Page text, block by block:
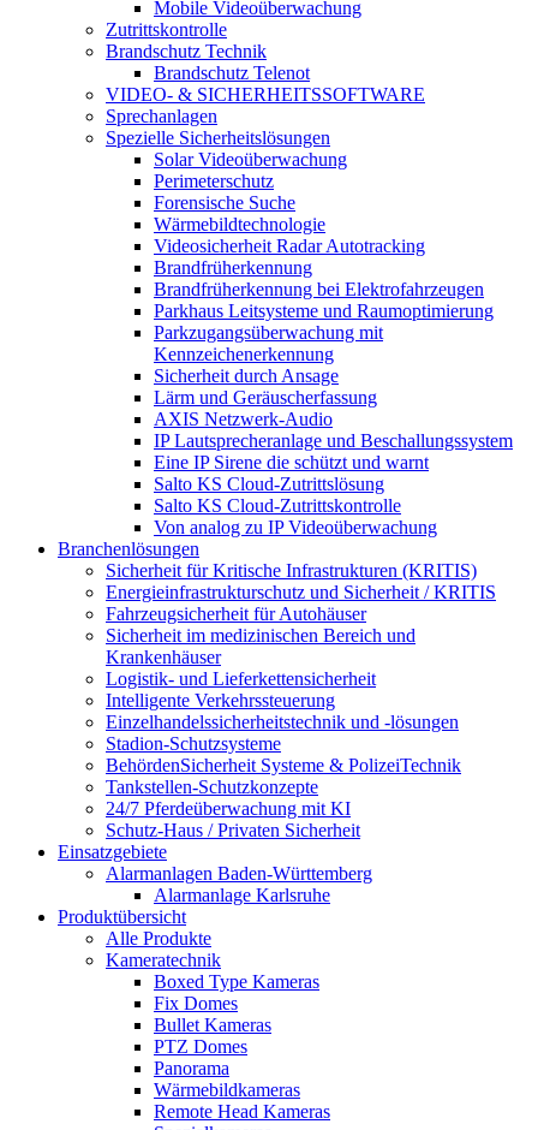
Mobile Videoüberwachung
Zutrittskontrolle
Brandschutz Technik
Brandschutz Telenot
VIDEO- & SICHERHEITSSOFTWARE
Sprechanlagen
Spezielle Sicherheitslösungen
Solar Videoüberwachung
Perimeterschutz
Forensische Suche
Wärmebildtechnologie
Videosicherheit Radar Autotracking​
Brandfrüherkennung
Brandfrüherkennung bei Elektrofahrzeugen
Parkhaus Leitsysteme und Raumoptimierung
Parkzugangsüberwachung mit
Kennzeichenerkennung
Sicherheit durch Ansage
Lärm und Geräuscherfassung
AXIS Netzwerk-Audio
IP Lautsprecheranlage und Beschallungssystem
Eine IP Sirene die schützt und warnt
Salto KS Cloud-Zutrittslösung
Salto KS Cloud-Zutrittskontrolle
Von analog zu IP Videoüberwachung
Branchenlösungen
Sicherheit für Kritische Infrastrukturen (KRITIS)
Energieinfrastrukturschutz und Sicherheit / KRITIS
Fahrzeugsicherheit für Autohäuser
Sicherheit im medizinischen Bereich und
Krankenhäuser
Logistik- und Lieferkettensicherheit
Intelligente Verkehrssteuerung
Einzelhandelssicherheitstechnik und -lösungen
Stadion-Schutzsysteme
BehördenSicherheit Systeme & PolizeiTechnik
Tankstellen-Schutzkonzepte​
24/7 Pferdeüberwachung mit KI
Schutz-Haus / Privaten Sicherheit
Einsatzgebiete
Alarmanlagen Baden-Württemberg
Alarmanlage Karlsruhe
Produktübersicht
Alle Produkte
Kameratechnik
Boxed Type Kameras
Fix Domes
Bullet Kameras
PTZ Domes
Panorama
Wärmebildkameras
Remote Head Kameras